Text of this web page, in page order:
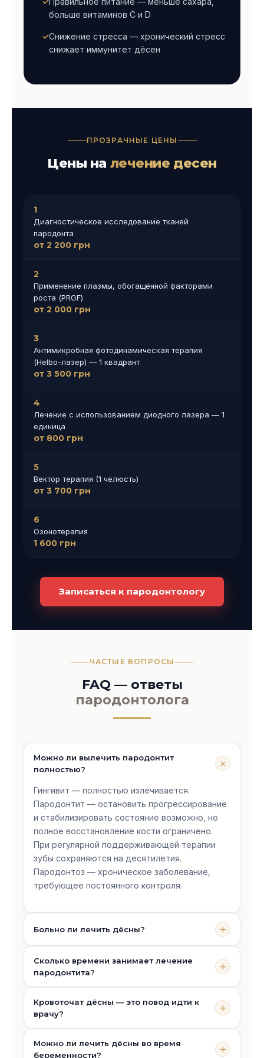
больше витаминов C и D
Снижение стресса — хронический стресс
снижает иммунитет дёсен
ПРОЗРАЧНЫЕ ЦЕНЫ
Цены на лечение десен
1
Диагностическое исследование тканей
пародонта
от 2 200 грн
2
Применение плазмы, обогащённой факторами
роста (PRGF)
от 2 000 грн
3
Антимикробная фотодинамическая терапия
(Helbo-лазер) — 1 квадрант
от 3 500 грн
4
Лечение с использованием диодного лазера — 1
единица
от 800 грн
5
Вектор терапия (1 челюсть)
от 3 700 грн
6
Озонотерапия
1 600 грн
Записаться к пародонтологу
ЧАСТЫЕ ВОПРОСЫ
FAQ — ответы
пародонтолога
Можно ли вылечить пародонтит
полностью?
Гингивит — полностью излечивается.
Пародонтит — остановить прогрессирование
и стабилизировать состояние возможно, но
полное восстановление кости ограничено.
При регулярной поддерживающей терапии
зубы сохраняются на десятилетия.
Пародонтоз — хроническое заболевание,
требующее постоянного контроля.
Больно ли лечить дёсны?
лазер) — практически безболезненное. SRP и
хирургические вмешательства проводятся
возможен дискомфорт 1–3 дня. Большинство
пациентов отмечают, что лечение гораздо
Сколько времени занимает лечение
пародонтита?
степени — 2–4 посещения в течение 1–2
месяцев. Пародонтит средней и тяжелой
месяцев активного лечения +
Кровоточат дёсны — это повод идти к
врачу?
это не норма. Даже если она незначительная
Можно ли лечить дёсны во время
беременности?